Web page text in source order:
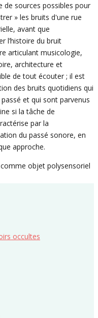
de sources possibles pour
» les bruits d'une rue
avant que
l’histoire du bruit
articulant musicologie,
architecture et
de tout écouter ; il est
des bruits quotidiens qui
et qui sont parvenus
si la tâche de
par la
du passé sonore, en
approche.
objet polysensoriel
occultes